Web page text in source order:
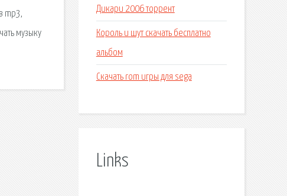
mp3,
музыку
Дикари 2006 торрент
Король и шут скачать бесплатно
альбом
Скачать rom игры для sega
Links